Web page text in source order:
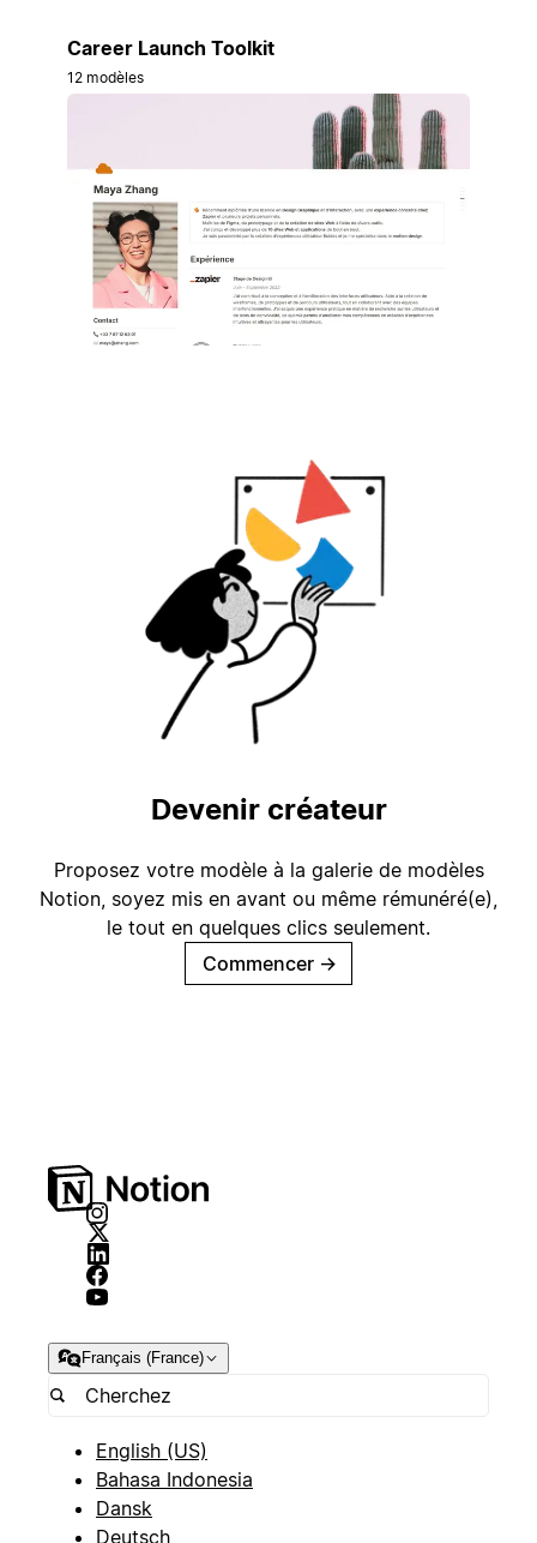
Career Launch Toolkit
12 modèles
Devenir créateur
Proposez votre modèle à la galerie de modèles
Notion, soyez mis en avant ou même rémunéré(e),
le tout en quelques clics seulement.
Commencer →
Français (France)
English (US)
Bahasa Indonesia
Dansk
Deutsch